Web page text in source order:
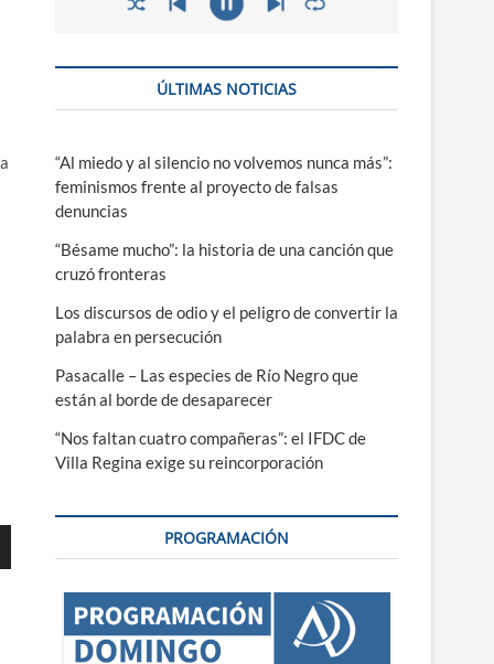
ÚLTIMAS NOTICIAS
“Al miedo y al silencio no volvemos nunca más”:
feminismos frente al proyecto de falsas
denuncias
“Bésame mucho”: la historia de una canción que
cruzó fronteras
Los discursos de odio y el peligro de convertir la
palabra en persecución
Pasacalle – Las especies de Río Negro que
están al borde de desaparecer
“Nos faltan cuatro compañeras”: el IFDC de
Villa Regina exige su reincorporación
PROGRAMACIÓN